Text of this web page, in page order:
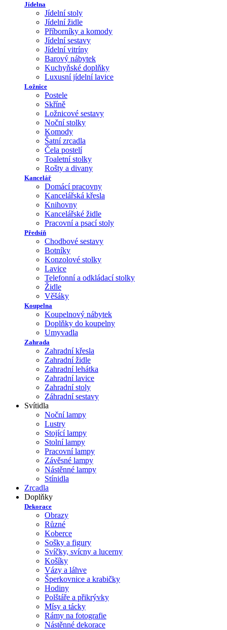
Jídelna
Jídelní stoly
Jídelní židle
Příborníky a komody
Jídelní sestavy
Jídelní vitríny
Barový nábytek
Kuchyňské doplňky
Luxusní jídelní lavice
Ložnice
Postele
Skříně
Ložnicové sestavy
Noční stolky
Komody
Šatní zrcadla
Čela postelí
Toaletní stolky
Rošty a divany
Kancelář
Domácí pracovny
Kancelářská křesla
Knihovny
Kancelářské židle
Pracovní a psací stoly
Předsíň
Chodbové sestavy
Botníky
Konzolové stolky
Lavice
Telefonní a odkládací stolky
Židle
Věšáky
Koupelna
Koupelnový nábytek
Doplňky do koupelny
Umyvadla
Zahrada
Zahradní křesla
Zahradní židle
Zahradní lehátka
Zahradní lavice
Zahradní stoly
Záhradní sestavy
Svítidla
Noční lampy
Lustry
Stojící lampy
Stolní lampy
Pracovní lampy
Závěsné lampy
Nástěnné lampy
Stínidla
Zrcadla
Doplňky
Dekorace
Obrazy
Různé
Koberce
Sošky a figury
Svíčky, svícny a lucerny
Košíky
Vázy a láhve
Šperkovnice a krabičky
Hodiny
Polštáře a přikrývky
Mísy a tácky
Rámy na fotografie
Nástěnné dekorace